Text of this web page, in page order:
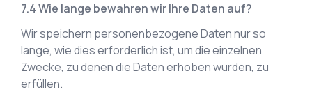
Wie lange bewahren wir Ihre Daten auf?
Wir speichern personenbezogene Daten nur so
lange, wie dies erforderlich ist, um die einzelnen
Zwecke, zu denen die Daten erhoben wurden, zu
erfüllen.